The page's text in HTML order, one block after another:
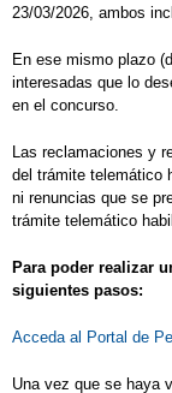
23/03/2026, ambos
En ese mismo plazo
interesadas que lo
en el concurso.
Las reclamaciones y
del trámite telemático
ni renuncias que se
trámite telemático
Para poder realizar
siguientes pasos:
Acceda al Portal de
Una vez que se haya